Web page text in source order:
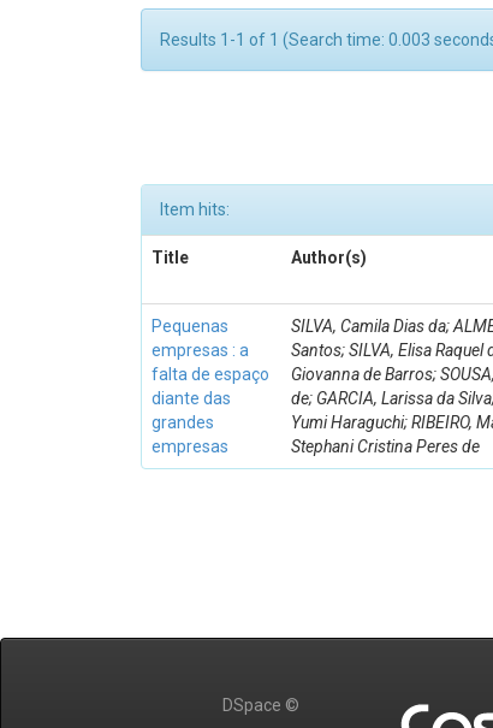
Results 1-1 of 1 (Search time: 0.003
Item hits:
Title Author(s)
Pequenas
empresas : a
falta de espaço
diante das
grandes
empresas
SILVA, Camila Dias da;
Santos; SILVA, Elisa Raquel
Giovanna de Barros;
de; GARCIA, Larissa da
Yumi Haraguchi; RIBEIRO,
Stephani Cristina Peres de
DSpace ©